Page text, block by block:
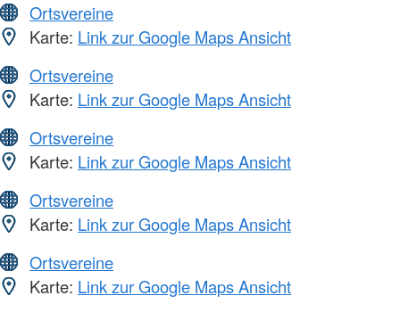
Ortsvereine
Karte: Link zur Google Maps Ansicht
Ortsvereine
Karte: Link zur Google Maps Ansicht
Ortsvereine
Karte: Link zur Google Maps Ansicht
Ortsvereine
Karte: Link zur Google Maps Ansicht
Ortsvereine
Karte: Link zur Google Maps Ansicht